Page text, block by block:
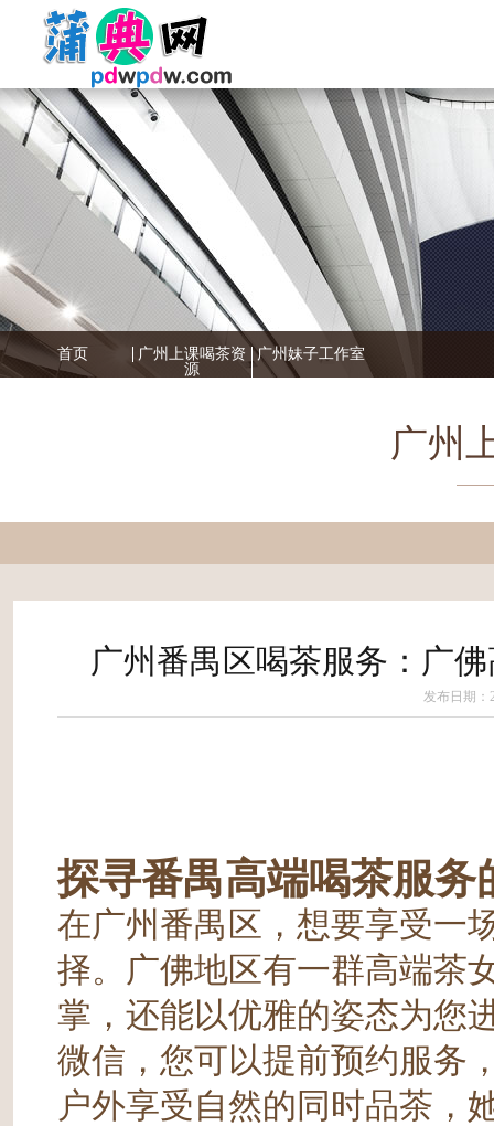
首页
广州上课喝茶资
源
广州妹子工作室
广州
广州番禺区喝茶服务：广
发布日期：
探寻番禺高端喝茶服务
在广州番禺区，想要享受一
择。广佛地区有一群高端茶
掌，还能以优雅的姿态为您
微信，您可以提前预约服务
户外享受自然的同时品茶，